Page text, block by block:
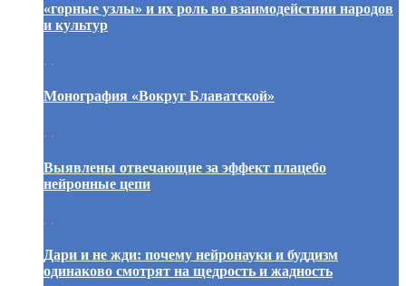
«горные узлы» и их роль во взаимодействии народов
и культур
. .
Монография «Вокруг Блаватской»
. .
Выявлены отвечающие за эффект плацебо
нейронные цепи
. .
Дари и не жди: почему нейронауки и буддизм
одинаково смотрят на щедрость и жадность